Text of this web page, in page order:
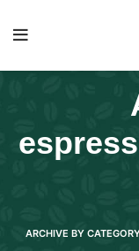
ARCHIVE BY